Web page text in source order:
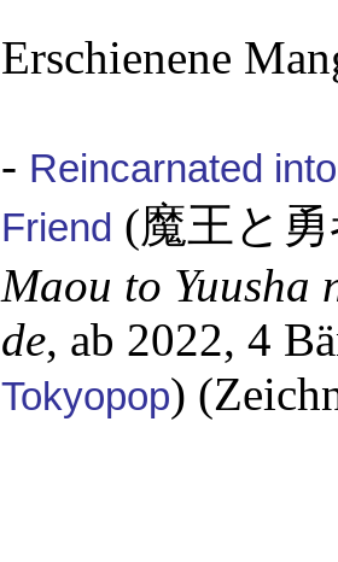
Erschienene
- Reincarnated
Friend (魔王と
Maou to Yuusha
de, ab 2022, 4
Tokyopop)